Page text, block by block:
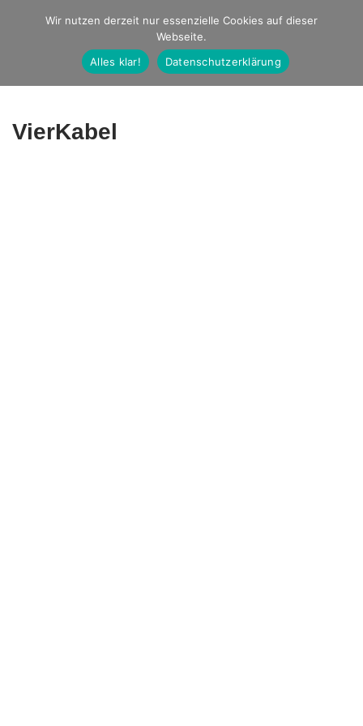
Studio Ernst
Fotografie
VierKabel
Wir nutzen derzeit nur essenzielle Cookies auf dieser
Webseite.
Alles klar!
Datenschutzerklärung